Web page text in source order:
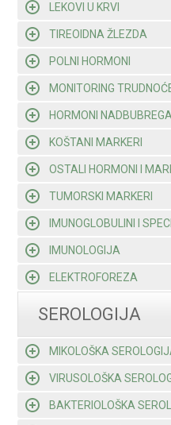
LEKOVI U KRVI
TIREOIDNA ŽLEZDA
POLNI HORMONI
MONITORING
HORMONI
KOŠTANI MARKERI
OSTALI HORMONI I
TUMORSKI MARKERI
IMUNOGLOBULINI I
IMUNOLOGIJA
ELEKTROFOREZA
SEROLOGIJA
MIKOLOŠKA
VIRUSOLOŠKA
BAKTERIOLOŠKA